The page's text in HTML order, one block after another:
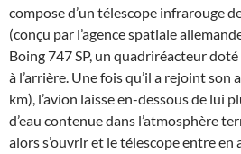
compose d’un télescope infrarouge
(conçu par l’agence spatiale
Boing 747 SP, un quadriréacteur
à l’arrière. Une fois qu’il a rejoint
km), l’avion laisse en-dessous de lui
d’eau contenue dans l’atmosphère
alors s’ouvrir et le télescope entre